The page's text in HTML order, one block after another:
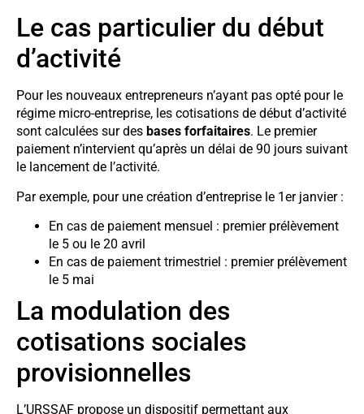
Le cas particulier du début
d’activité
Pour les nouveaux entrepreneurs n’ayant pas opté pour le
régime micro-entreprise, les cotisations de début d’activité
sont calculées sur des bases forfaitaires. Le premier
paiement n’intervient qu’après un délai de 90 jours suivant
le lancement de l’activité.
Par exemple, pour une création d’entreprise le 1er janvier :
En cas de paiement mensuel : premier prélèvement
le 5 ou le 20 avril
En cas de paiement trimestriel : premier prélèvement
le 5 mai
La modulation des
cotisations sociales
provisionnelles
L’URSSAF propose un dispositif permettant aux